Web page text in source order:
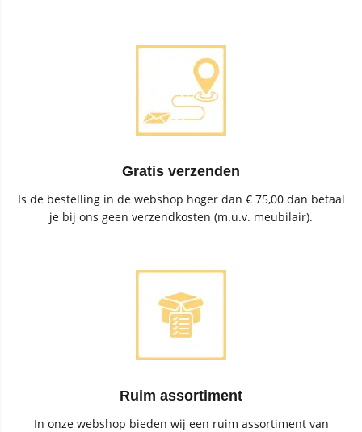
Gratis verzenden
Is de bestelling in de webshop hoger dan € 75,00 dan betaal
je bij ons geen verzendkosten (m.u.v. meubilair).
Ruim assortiment
In onze webshop bieden wij een ruim assortiment van